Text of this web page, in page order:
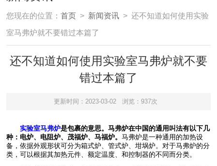
您现在的位置：首页 > 新闻资讯 > 还不知道如何使用实验
室马弗炉就不要错过本篇了
还不知道如何使用实验室马弗炉就不要
错过本篇了
更新时间：2023-03-02 浏览：937次
实验室马弗炉是包裹的意思。马弗炉在中国的通用叫法有以下几
种：电炉、电阻炉、茂福炉、马福炉。马弗炉是一种通用的加热设
备，依据外观形状可分为箱式炉、管式炉、坩埚炉。对于马弗炉的分
类，可以根据其加热元件、额定温度、和控制器的不同而分类。